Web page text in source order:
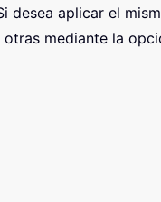
desea aplicar el
mediante la